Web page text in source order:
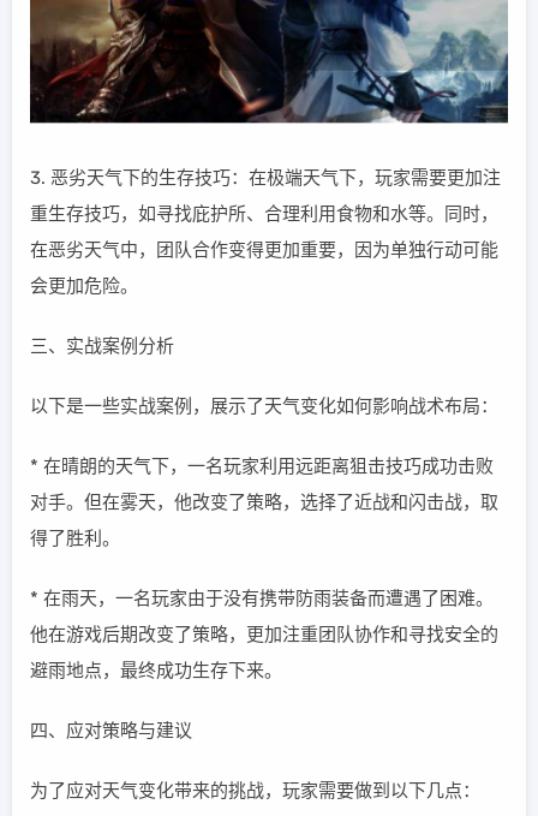
3. 恶劣天气下的生存技巧：在极端天气下，玩家需要更加注
重生存技巧，如寻找庇护所、合理利用食物和水等。同时，
在恶劣天气中，团队合作变得更加重要，因为单独行动可能
会更加危险。
三、实战案例分析
以下是一些实战案例，展示了天气变化如何影响战术布局：
* 在晴朗的天气下，一名玩家利用远距离狙击技巧成功击败
对手。但在雾天，他改变了策略，选择了近战和闪击战，取
得了胜利。
* 在雨天，一名玩家由于没有携带防雨装备而遭遇了困难。
他在游戏后期改变了策略，更加注重团队协作和寻找安全的
避雨地点，最终成功生存下来。
四、应对策略与建议
为了应对天气变化带来的挑战，玩家需要做到以下几点：